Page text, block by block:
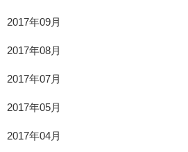
2017年09月
2017年08月
2017年07月
2017年05月
2017年04月